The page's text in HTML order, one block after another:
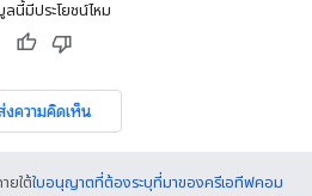
ลนี้มีประโยชน์ไหม
งความคิดเห็น
ยใต้ใบอนุญาตที่ต้องระบุที่มาของครีเอทีฟคอม